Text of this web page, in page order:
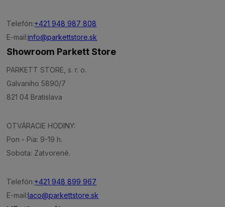
Telefón:+421 948 987 808
E-mail:info@parkettstore.sk
Showroom Parkett Store
PARKETT STORE, s. r. o.
Galvaniho 5890/7
821 04 Bratislava
OTVÁRACIE HODINY:
Pon - Pia: 9-19 h.
Sobota: Zatvorené.
Telefón:+421 948 899 967
E-mail:laco@parkettstore.sk